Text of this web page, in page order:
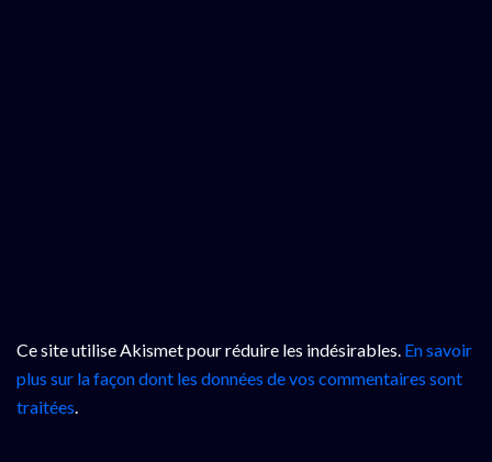
Ce site utilise Akismet pour réduire les indésirables. En savoir
plus sur la façon dont les données de vos commentaires sont
traitées.